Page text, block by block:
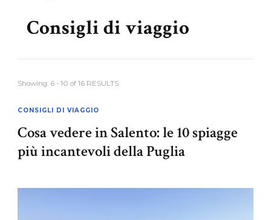
Consigli di viaggio
Showing: 6 - 10 of 16 RESULTS
CONSIGLI DI VIAGGIO
Cosa vedere in Salento: le 10 spiagge
più incantevoli della Puglia